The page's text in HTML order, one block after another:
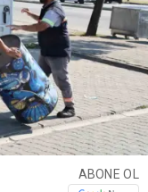
ABONE OL